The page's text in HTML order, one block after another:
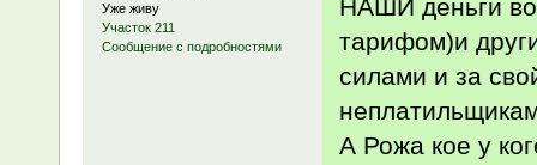
Уже живу
Участок 211
Сообщение с подробностями
НАШИ деньги
тарифом)и
силами и за
А Рожа кое у